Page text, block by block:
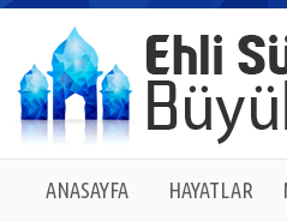
ANASAYFA HAYATLAR